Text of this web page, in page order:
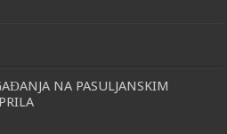
NA PASULJANSKIM